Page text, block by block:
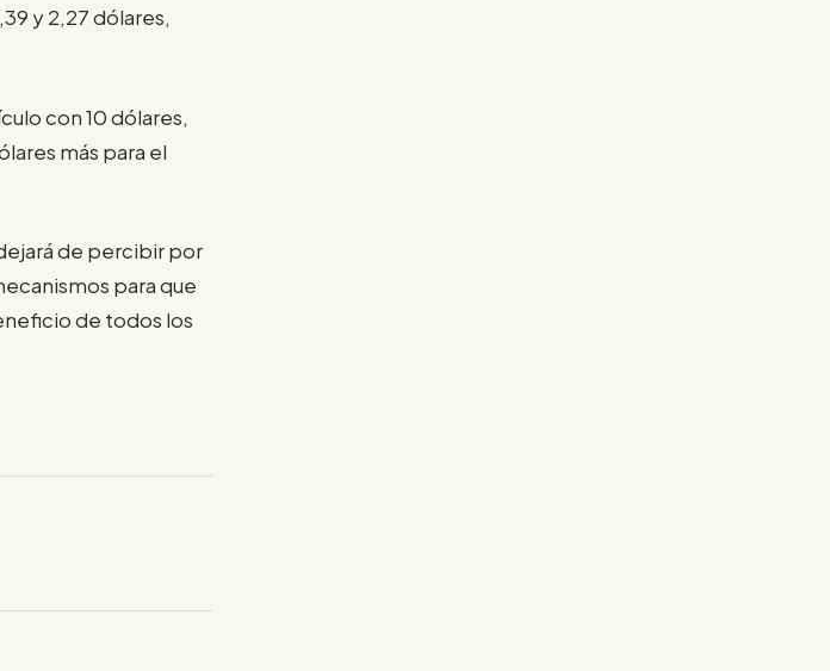
y 2,27 dólares,
con 10 dólares,
más para el
de percibir por
para que
de todos los